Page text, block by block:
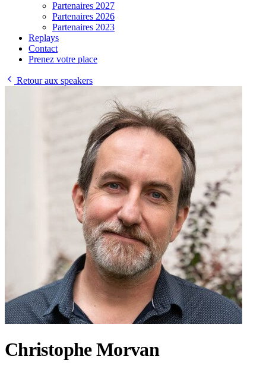
Partenaires 2027
Partenaires 2026
Partenaires 2023
Replays
Contact
Prenez votre place
Retour aux speakers
Christophe Morvan